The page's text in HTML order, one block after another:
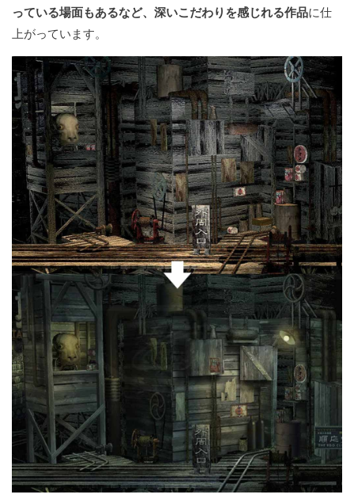
っている場面もあるなど、深いこだわりを感じれる作品に仕
上がっています。